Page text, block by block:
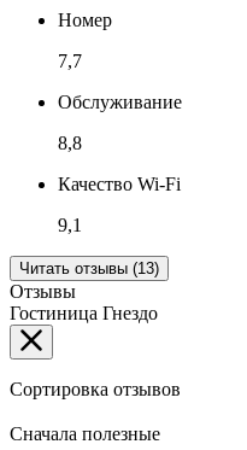
Номер
7,7
Обслуживание
8,8
Качество Wi-Fi
9,1
Читать отзывы (13)
Отзывы
Гостиница Гнездо
Сортировка отзывов
Сначала полезные